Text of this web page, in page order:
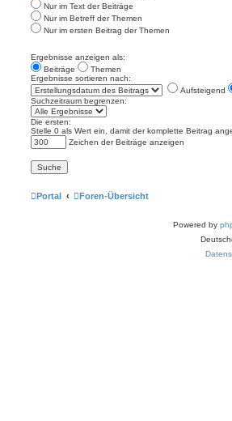
Nur im Text der Beiträge
Nur im Betreff der Themen
Nur im ersten Beitrag der Themen
Ergebnisse anzeigen als:
Beiträge
Themen
Ergebnisse sortieren nach:
Aufsteigend
Suchzeitraum begrenzen:
Die ersten:
Stelle 0 als Wert ein, damit der komplette Beitrag
Zeichen der Beiträge anzeigen
Portal Foren-Übersicht
Powered by